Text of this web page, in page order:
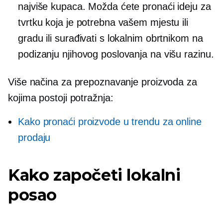
najviše kupaca. Možda ćete pronaći ideju za
tvrtku koja je potrebna vašem mjestu ili
gradu ili surađivati ​​s lokalnim obrtnikom na
podizanju njihovog poslovanja na višu razinu.
Više načina za prepoznavanje proizvoda za
kojima postoji potražnja:
Kako pronaći proizvode u trendu za online
prodaju
Kako započeti lokalni
posao